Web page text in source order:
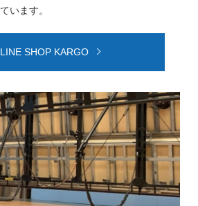
います。
SHOP KARGO